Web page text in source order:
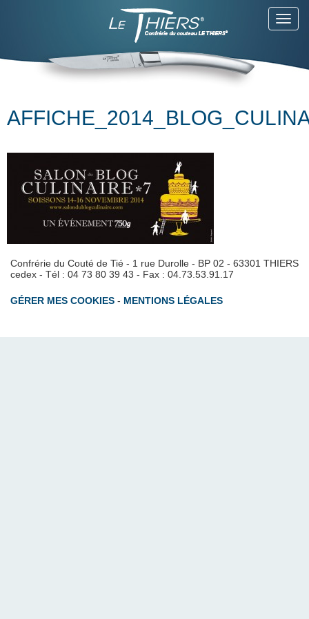
Confrérie du Couté de Tié - 1 rue Durolle - BP 02 - 63301 THIERS
cedex - Tél : 04 73 80 39 43 - Fax : 04.73.53.91.17
GÉRER MES COOKIES - MENTIONS LÉGALES